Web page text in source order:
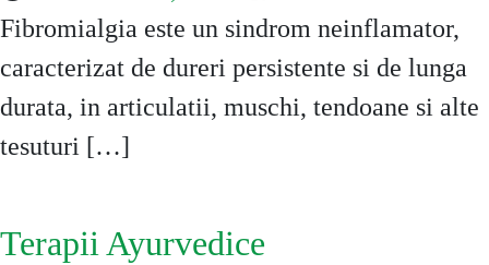
si
Fibromialgia este un sindrom neinflamator,
caracterizat de dureri persistente si de lunga
durata, in articulatii, muschi, tendoane si alte
tesuturi […]
Terapii Ayurvedice